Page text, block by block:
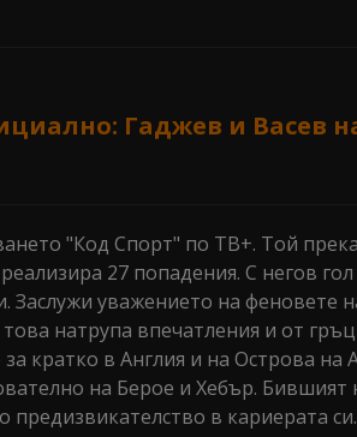
Гаджев и Васев
"Код Спорт" по ТВ+. Той
27 попадения. С негов
уважението на феновете
натрупа впечатления и от
кратко в Англия и на Острова
на Берое и Хебър. Бившият
в кариерата си.